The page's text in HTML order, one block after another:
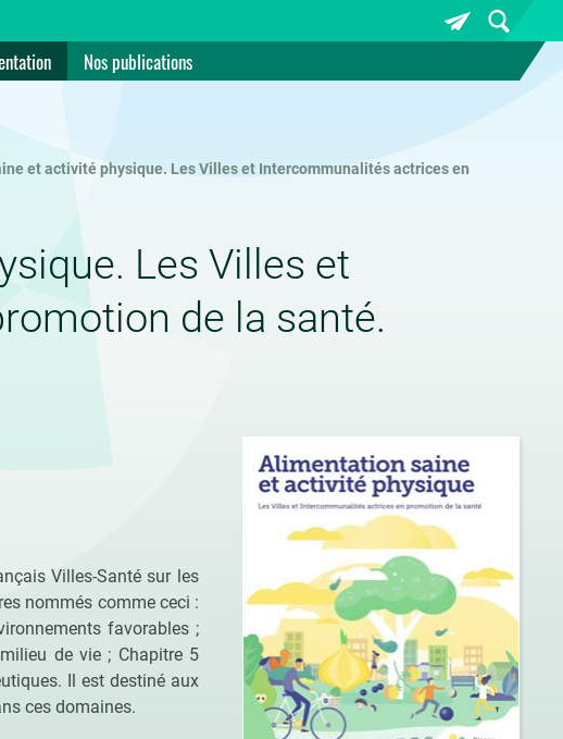
Nos publications
et activité physique. Les Villes et Intercommunalités actrices en
Les Villes et
de la santé.
Villes-Santé sur les
nommés comme ceci :
favorables ;
de vie ; Chapitre 5
Il est destiné aux
ces domaines.